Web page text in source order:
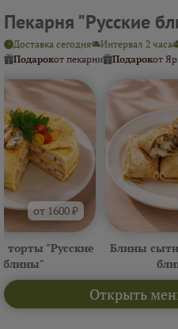
Пекарня "Русские
Открыть
Доставка сегодня Интервал 2 часа
Подарокот пекарни Подарокот
от 1600 ₽
торты "Русские
блины"
Блины